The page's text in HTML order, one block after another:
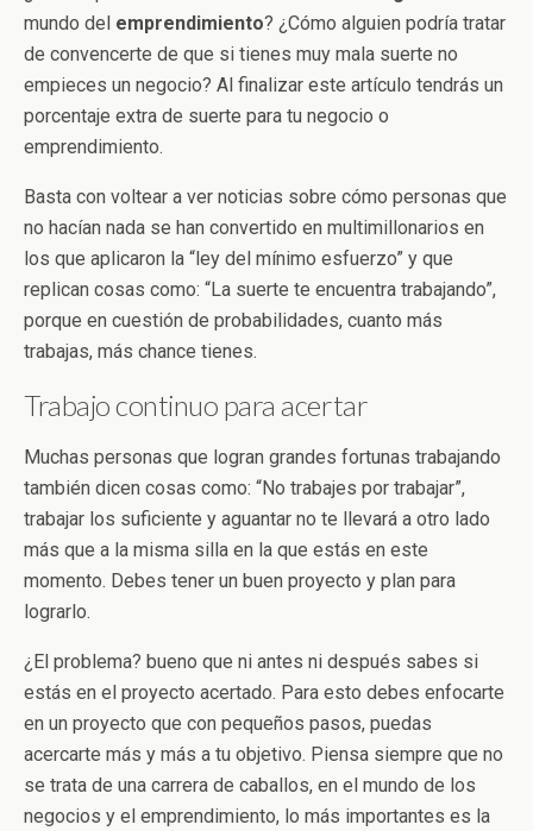
mundo del emprendimiento? ¿Cómo alguien podría tratar
de convencerte de que si tienes muy mala suerte no
empieces un negocio? Al finalizar este artículo tendrás un
porcentaje extra de suerte para tu negocio o
emprendimiento.
Basta con voltear a ver noticias sobre cómo personas que
no hacían nada se han convertido en multimillonarios en
los que aplicaron la “ley del mínimo esfuerzo” y que
replican cosas como: “La suerte te encuentra trabajando”,
porque en cuestión de probabilidades, cuanto más
trabajas, más chance tienes.
Trabajo continuo para acertar
Muchas personas que logran grandes fortunas trabajando
también dicen cosas como: “No trabajes por trabajar”,
trabajar los suficiente y aguantar no te llevará a otro lado
más que a la misma silla en la que estás en este
momento. Debes tener un buen proyecto y plan para
lograrlo.
¿El problema? bueno que ni antes ni después sabes si
estás en el proyecto acertado. Para esto debes enfocarte
en un proyecto que con pequeños pasos, puedas
acercarte más y más a tu objetivo. Piensa siempre que no
se trata de una carrera de caballos, en el mundo de los
negocios y el emprendimiento, lo más importantes es la